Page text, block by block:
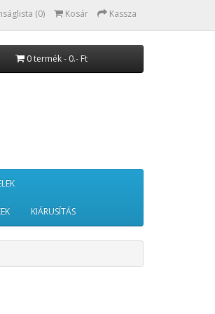
(0) Kosár Kassza
0 termék - 0.- Ft
KIÁRUSÍTÁS